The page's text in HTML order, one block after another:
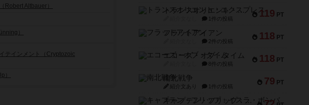
Robert Altbauer）
）
テインメント（Cryptozoic
）
119 PT
トランスオリエント・エクスプレス
1件の投稿
118 PT
フラットアイアン
2件の投稿
118 PT
エコーズ・オブ・タイム
8件の投稿
79 PT
南北戦争
紹介文あり 1件の投稿
キャプテン・フリップ：イスラ・ボンバ